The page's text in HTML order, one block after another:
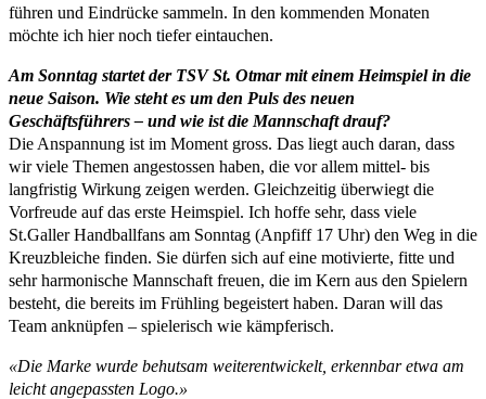
führen und Eindrücke sammeln. In den kommenden Monaten
möchte ich hier noch tiefer eintauchen.
Am Sonntag startet der TSV St. Otmar mit einem Heimspiel in die
neue Saison. Wie steht es um den Puls des neuen
Geschäftsführers – und wie ist die Mannschaft drauf?
Die Anspannung ist im Moment gross. Das liegt auch daran, dass
wir viele Themen angestossen haben, die vor allem mittel- bis
langfristig Wirkung zeigen werden. Gleichzeitig überwiegt die
Vorfreude auf das erste Heimspiel. Ich hoffe sehr, dass viele
St.Galler Handballfans am Sonntag (Anpfiff 17 Uhr) den Weg in die
Kreuzbleiche finden. Sie dürfen sich auf eine motivierte, fitte und
sehr harmonische Mannschaft freuen, die im Kern aus den Spielern
besteht, die bereits im Frühling begeistert haben. Daran will das
Team anknüpfen – spielerisch wie kämpferisch.
«Die Marke wurde behutsam weiterentwickelt, erkennbar etwa am
leicht angepassten Logo.»